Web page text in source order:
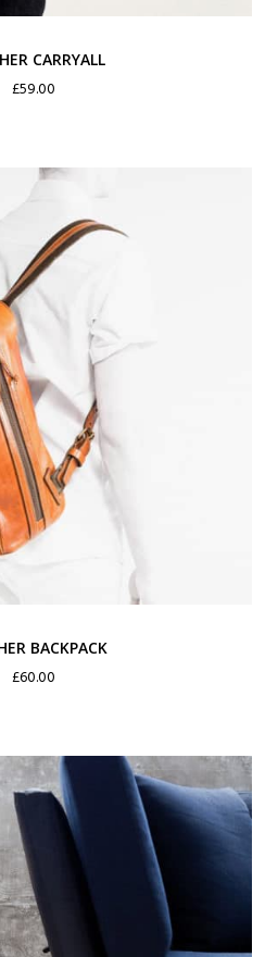
CARRYALL
£59.00
BACKPACK
£60.00